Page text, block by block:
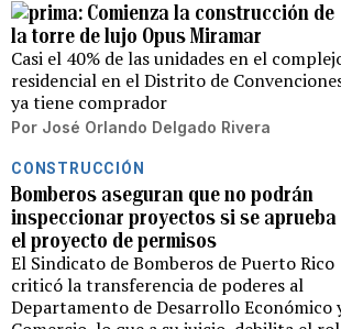
Comienza la construcción de
la torre de lujo Opus Miramar
Casi el 40% de las unidades en el
residencial en el Distrito de
ya tiene comprador
Por José Orlando Delgado Rivera
CONSTRUCCIÓN
Bomberos aseguran que no podrán
inspeccionar proyectos si se aprueba
el proyecto de permisos
El Sindicato de Bomberos de Puerto Rico
criticó la transferencia de poderes al
Departamento de Desarrollo Económico